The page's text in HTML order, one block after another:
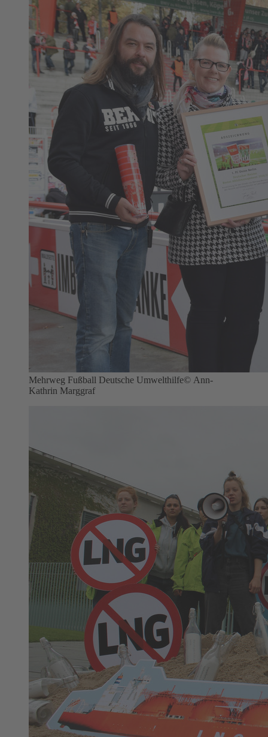
Mehrweg Fußball Deutsche Umwelthilfe© Ann-
Kathrin Marggraf